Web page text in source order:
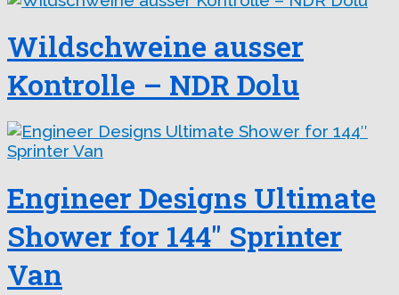
Wildschweine ausser
Kontrolle – NDR Dolu
Engineer Designs Ultimate
Shower for 144″ Sprinter
Van